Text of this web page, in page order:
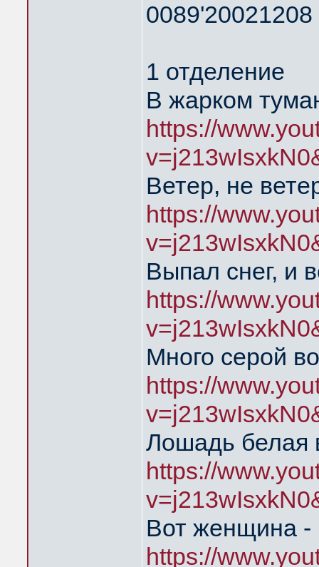
1 отделение
В жарком
https://
Ветер, не
https://
Выпал снег, и
https://
Много серой
https://
Лошадь белая
https://
Вот женщина -
https://